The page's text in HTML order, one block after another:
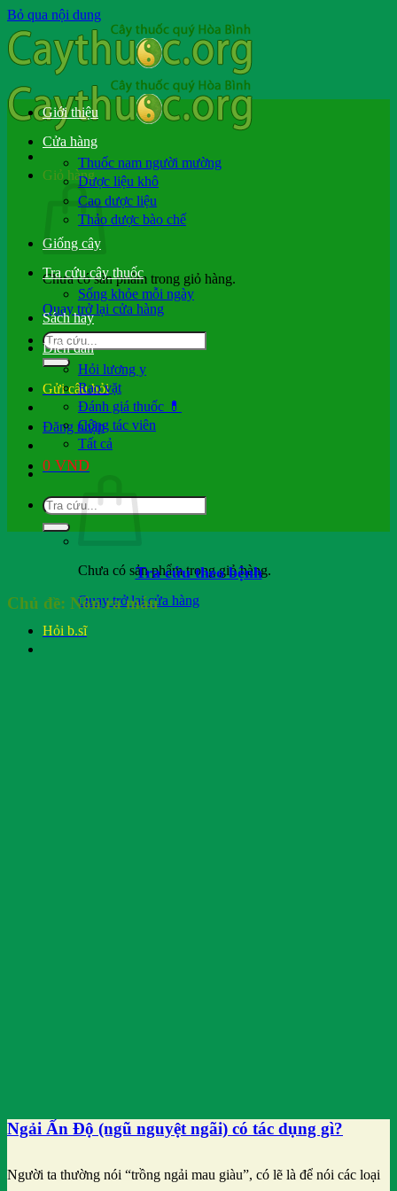
Bỏ qua nội dung
Giỏ hàng
Chưa có sản phẩm trong giỏ hàng.
Quay trở lại cửa hàng
Gửi câu hỏi
Đăng nhập
0 VND
Chưa có sản phẩm trong giỏ hàng.
Quay trở lại cửa hàng
Hỏi b.sĩ
Giới thiệu
Cửa hàng
Thuốc nam người mường
Dược liệu khô
Cao dược liệu
Thảo dược bào chế
Giống cây
Tra cứu cây thuốc
Sống khỏe mỗi ngày
Sách hay
Diễn đàn
Hỏi lương y
Rao vặt
Đánh giá thuốc 💊
Cộng tác viên
Tất cả
Tra cứu theo bệnh
Chủ đề: Nôn ra máu
Ngải Ấn Độ (ngũ nguyệt ngãi) có tác dụng gì?
Người ta thường nói “trồng ngải mau giàu”, có lẽ là để nói các loại